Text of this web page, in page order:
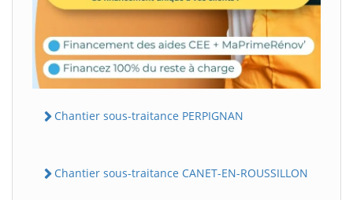
Chantier sous-traitance PERPIGNAN
Chantier sous-traitance CANET-EN-ROUSSILLON